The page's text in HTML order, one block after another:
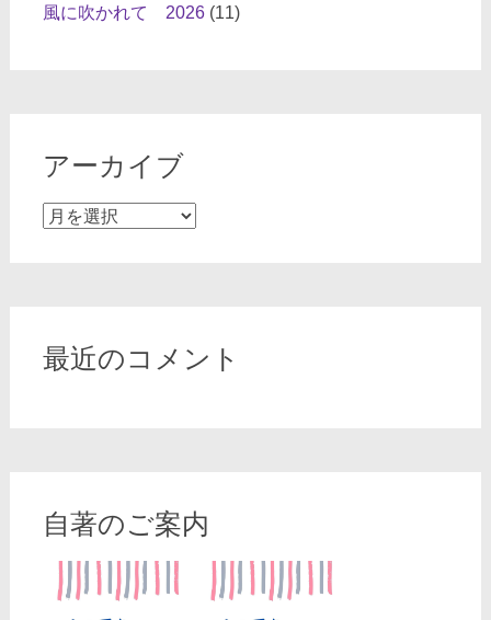
風に吹かれて 2026(11)
アーカイブ
ア
最近のコメント
自著のご案内